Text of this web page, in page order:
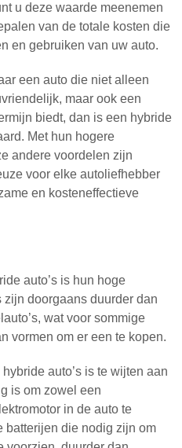
u deze waarde meenemen
van de totale kosten die
en gebruiken van uw auto.
een auto die niet alleen
maar ook een
biedt, dan is een hybride
Met hun hogere
andere voordelen zijn
voor elke autoliefhebber
en kosteneffectieve
auto’s is hun hoge
zijn doorgaans duurder dan
wat voor sommige
vormen om er een te kopen.
auto’s is te wijten aan
is om zowel een
in de auto te
batterijen die nodig zijn om